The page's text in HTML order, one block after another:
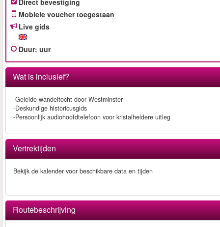
Direct bevestiging
Mobiele voucher toegestaan
Live gids
Duur: uur
Wat is inclusief?
-Geleide wandeltocht door Westminster
-Deskundige historicusgids
-Persoonlijk audiohoofdtelefoon voor kristalheldere uitleg
Vertrektijden
Bekijk de kalender voor beschikbare data en tijden
Routebeschrijving